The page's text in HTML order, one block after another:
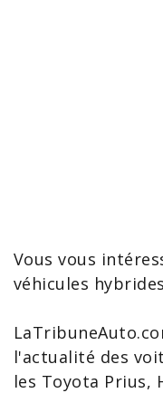
Vous vous
véhicules
l'actualité des
les Toyota Prius,